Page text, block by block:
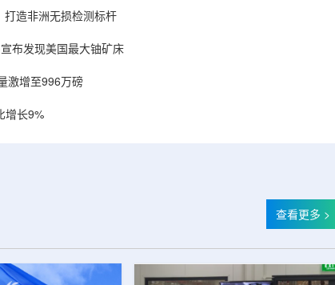
施预计于
装修工...
与 Cameco、Kazatomprom、Centrus、Oklo、
NuScale、X-energy、三菱重...
打造非洲无损检测标杆
布发现美国最大铀矿床
激增至996万磅
增长9%
查看更多 >